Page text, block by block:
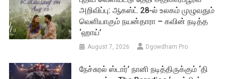
அறிவிப்பு: ஆகஸ்ட் 28-ல் உலகம் முழுவதும்
வெளியாகும் நயன்தாரா – கவின் நடித்த
‘ஹாய்’
August 7, 2026 Dgowdham Pro
நேச்சுரல் ஸ்டார்’ நானி நடித்திருக்கும் ‘தி